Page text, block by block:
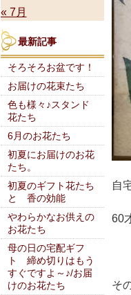
自
60
そ
« 7月
最新記事
そろそろお盆です！
お届けの花束たち
色も様々♪スタンド
花たち
6月のお花たち
初夏にお届けのお花
たち。
初夏のギフト花たち
と 香の効能
やわらかなお供えの
お花たち
母の日の宅配ギフ
ト 締め切りはもう
すぐですよ～♪/お届
けのお花たち